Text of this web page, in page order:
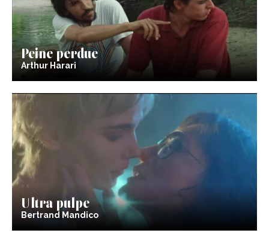
Peine perdue
Arthur Harari
Ultra pulpe
Bertrand Mandico